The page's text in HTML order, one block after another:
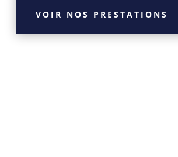
VOIR NOS PRESTATIONS